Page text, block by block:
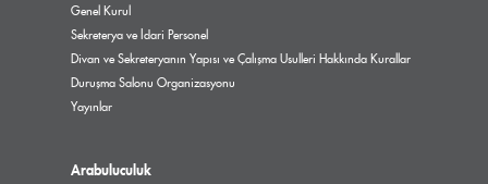
Genel Kurul
Sekreterya ve İdari Personel
Divan ve Sekreteryanın Yapısı ve Çalışma Usulleri Hakkında Kurallar
Duruşma Salonu Organizasyonu
Yayınlar
Arabuluculuk